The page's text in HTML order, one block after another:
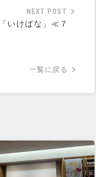
NEXT POST
いけばな」≪７
一覧に戻る